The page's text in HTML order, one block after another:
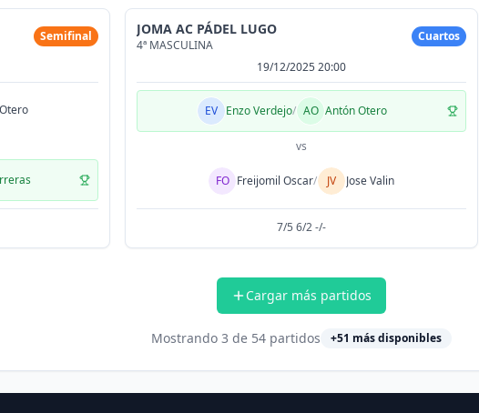
Semifinal
JOMA AC PÁDEL LUGO
4ª MASCULINA
Cuartos
19/12/2025 20:00
EV Enzo Verdejo/ AO Antón Otero
vs
FO Freijomil Oscar/ JV Jose Valin
7/5 6/2 -/-
Cargar más partidos
Mostrando 3 de 54 partidos +51 más disponibles